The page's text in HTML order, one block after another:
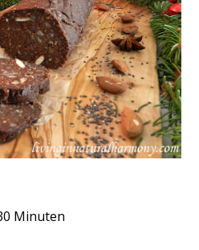
Minuten